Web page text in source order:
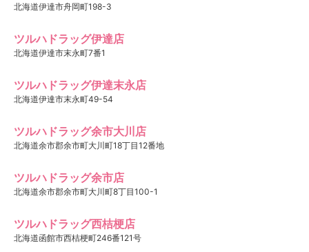
北海道伊達市舟岡町198-3
ツルハドラッグ伊達店
北海道伊達市末永町7番1
ツルハドラッグ伊達末永店
北海道伊達市末永町49-54
ツルハドラッグ余市大川店
北海道余市郡余市町大川町18丁目12番地
ツルハドラッグ余市店
北海道余市郡余市町大川町8丁目100-1
ツルハドラッグ西桔梗店
北海道函館市西桔梗町246番121号